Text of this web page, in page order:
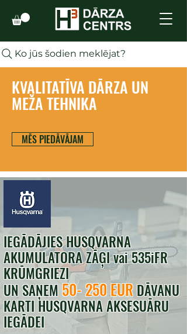
Ko jūs šodien meklējat?
KVALITATĪVA DĀRZA UN
MEŽA TEHNIKA
MĒS PIEDĀVĀJAM
IEGĀDĀJIES HUSQVARNA
AKUMULATORA ZĀĢI vai 535iFR
KRŪMGRIEZI
UN SAŅEM50- 250 EURDĀVANU
KARTI HUSQVARNA AKSESUĀRU
IEGĀDEI